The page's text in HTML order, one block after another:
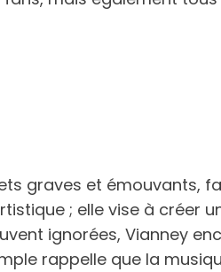
graves et émouvants,
; elle vise à créer
ignorées, Vianney
rappelle que la